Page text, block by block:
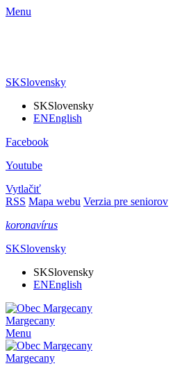
Menu
SKSlovensky
SKSlovensky
ENEnglish
Facebook
Youtube
Vytlačiť
RSS Mapa webu Verzia pre seniorov
koronavírus
SKSlovensky
SKSlovensky
ENEnglish
Margecany
Menu
Margecany